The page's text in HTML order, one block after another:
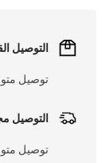
التوصيل
توصيل متوقع خلال 1 - 3
التوصيل
توصيل